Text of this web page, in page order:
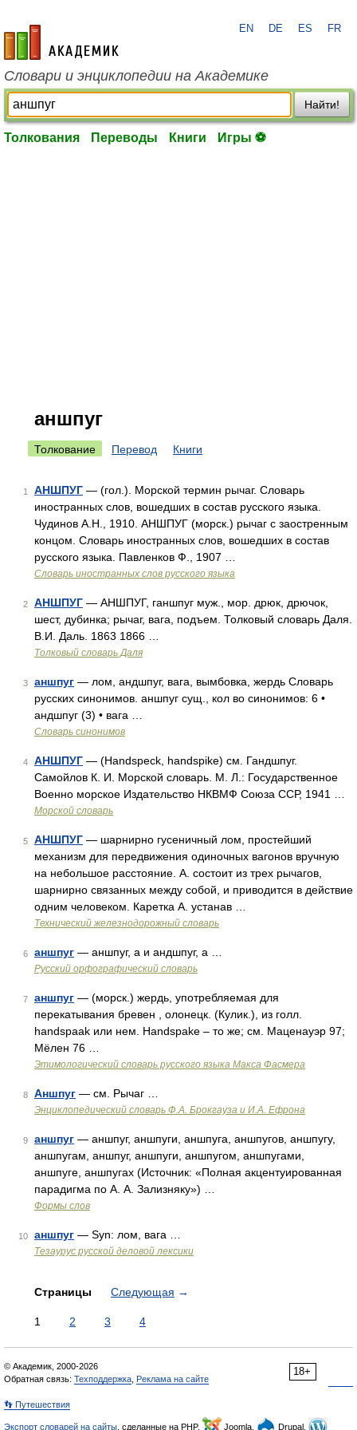
academic.ru
EN DE ES FR
Словари и энциклопедии на Академике
Найти!
Толкования Переводы Книги Игры ⚽
аншпуг
Толкование Перевод Книги
1 АНШПУГ — (гол.). Морской термин рычаг. Словарь
иностранных слов, вошедших в состав русского языка.
Чудинов А.Н., 1910. АНШПУГ (морск.) рычаг с заостренным
концом. Словарь иностранных слов, вошедших в состав
русского языка. Павленков Ф., 1907 …
Словарь иностранных слов русского языка
2 АНШПУГ — АНШПУГ, ганшпуг муж., мор. дрюк, дрючок,
шест, дубинка; рычаг, вага, подъем. Толковый словарь Даля.
В.И. Даль. 1863 1866 …
Толковый словарь Даля
3 аншпуг — лом, андшпуг, вага, вымбовка, жердь Словарь
русских синонимов. аншпуг сущ., кол во синонимов: 6 •
андшпуг (3) • вага …
Словарь синонимов
4 АНШПУГ — (Handspeck, handspike) см. Гандшпуг.
Самойлов К. И. Морской словарь. М. Л.: Государственное
Военно морское Издательство НКВМФ Союза ССР, 1941 …
Морской словарь
5 АНШПУГ — шарнирно гусеничный лом, простейший
механизм для передвижения одиночных вагонов вручную
на небольшое расстояние. А. состоит из трех рычагов,
шарнирно связанных между собой, и приводится в действие
одним человеком. Каретка А. устанав …
Технический железнодорожный словарь
6 аншпуг — аншпуг, а и андшпуг, а …
Русский орфографический словарь
7 аншпуг — (морск.) жердь, употребляемая для
перекатывания бревен , олонецк. (Кулик.), из голл.
handspaak или нем. Handspake – то же; см. Маценауэр 97;
Мёлен 76 …
Этимологический словарь русского языка Макса Фасмера
8 Аншпуг — см. Рычаг …
Энциклопедический словарь Ф.А. Брокгауза и И.А. Ефрона
9 аншпуг — аншпуг, аншпуги, аншпуга, аншпугов, аншпугу,
аншпугам, аншпуг, аншпуги, аншпугом, аншпугами,
аншпуге, аншпугах (Источник: «Полная акцентуированная
парадигма по А. А. Зализняку») …
Формы слов
10 аншпуг — Syn: лом, вага …
Тезаурус русской деловой лексики
Страницы Следующая →
1 2 3 4
18+
© Академик, 2000-2026
Обратная связь: Техподдержка Реклама на сайте
👣 Путешествия
Экспорт словарей на сайты , сделанные на PHP, Joomla, Drupal,